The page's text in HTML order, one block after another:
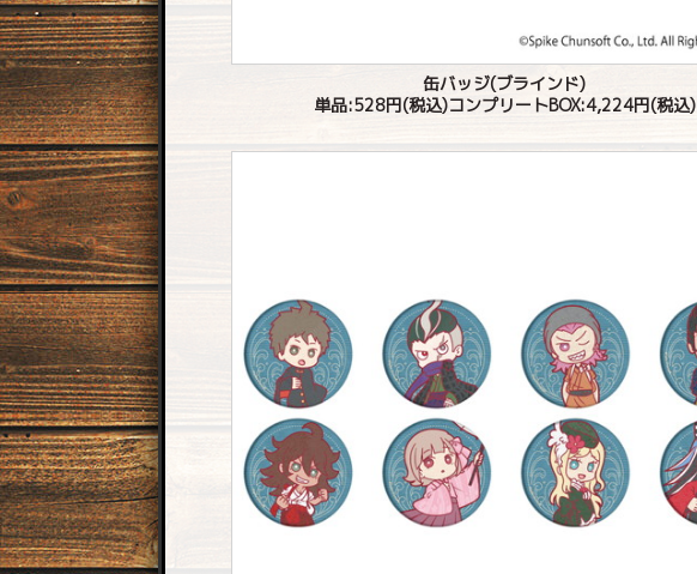
缶バッジ(ブラインド)
単品:528円(税込)コンプリートBOX:4,224円(税込)